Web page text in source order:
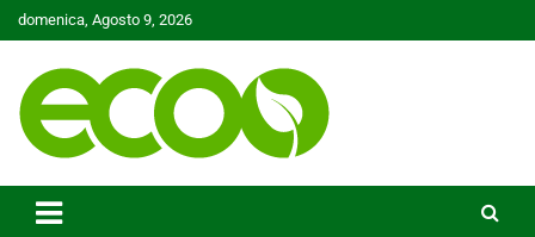
Skip
to
domenica, Agosto 9, 2026
Ecoo.it